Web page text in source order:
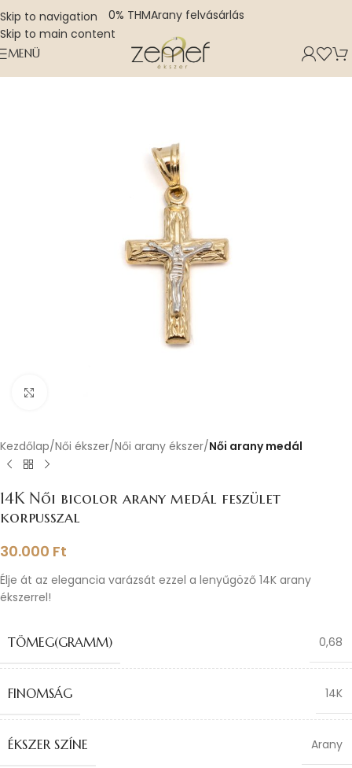
Skip to navigation
Skip to main content
0% THMArany felvásárlás
MENÜ
Kezdőlap Női ékszer Női arany ékszer Női arany medál
14K Női bicolor arany medál feszület
korpusszal
30.000 Ft
Élje át az elegancia varázsát ezzel a lenyűgöző 14K arany
ékszerrel!
TÖMEG(GRAMM) 0,68
FINOMSÁG 14K
ÉKSZER SZÍNE Arany